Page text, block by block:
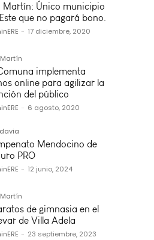
Martín: Único municipio
que no pagará bono.
- 17 diciembre, 2020
implementa
online para agilizar la
del público
- 6 agosto, 2020
Mendocino de
PRO
- 12 junio, 2024
de gimnasia en el
de Villa Adela
- 23 septiembre, 2023